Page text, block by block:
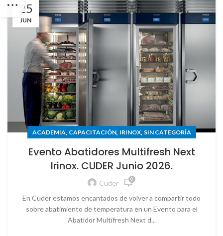
25
JUN
ACADEMIA, CAPACITACIÓN, IRINOX, SIN CATEGORÍA
Evento Abatidores Multifresh Next
Irinox. CUDER Junio 2026.
Cuder 0
En Cuder estamos encantados de volver a compartir todo
sobre abatimiento de temperatura en un Evento para el
Abatidor Multifresh Next d...